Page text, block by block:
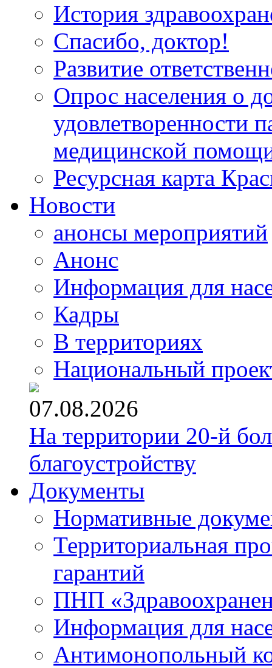
История
Спасибо, доктор!
Развитие
Опрос населения о
удовлетворенности
медицинской
Ресурсная карта
Новости
анонсы мероприятий
Анонс
Информация для
Кадры
В территориях
Национальный
07.08.2026
На территории 20-й
благоустройству
Документы
Нормативные
Территориальная
гарантий
ПНП
Информация для
Антимонопольный